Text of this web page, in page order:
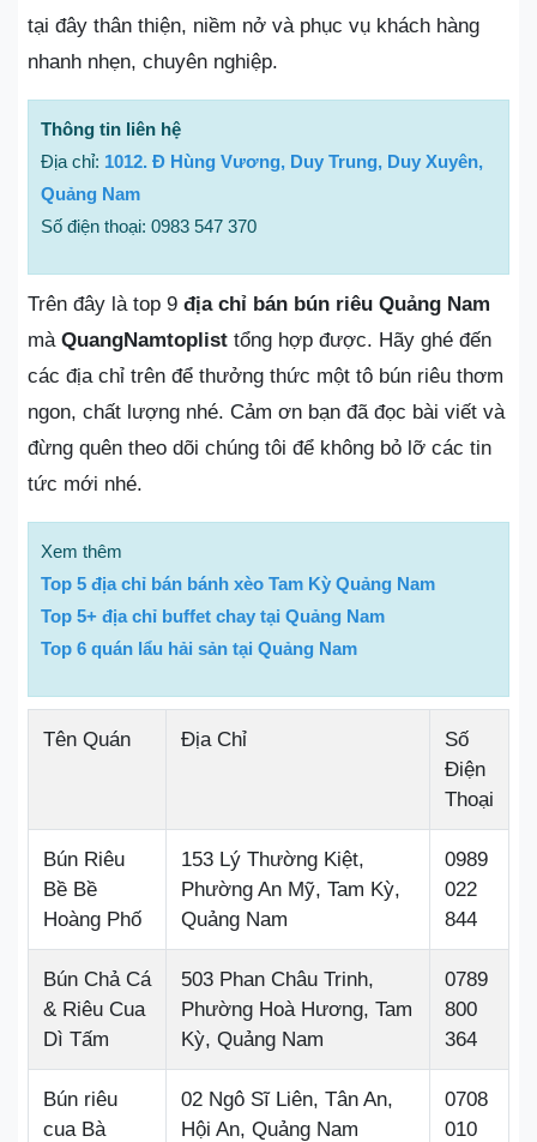
tại đây thân thiện, niềm nở và phục vụ khách hàng
nhanh nhẹn, chuyên nghiệp.
Thông tin liên hệ
Địa chỉ: 1012. Đ Hùng Vương, Duy Trung, Duy Xuyên,
Quảng Nam
Số điện thoại: 0983 547 370
Trên đây là top 9 địa chỉ bán bún riêu Quảng Nam
mà QuangNamtoplist tổng hợp được. Hãy ghé đến
các địa chỉ trên để thưởng thức một tô bún riêu thơm
ngon, chất lượng nhé. Cảm ơn bạn đã đọc bài viết và
đừng quên theo dõi chúng tôi để không bỏ lỡ các tin
tức mới nhé.
Xem thêm
Top 5 địa chỉ bán bánh xèo Tam Kỳ Quảng Nam
Top 5+ địa chỉ buffet chay tại Quảng Nam
Top 6 quán lẩu hải sản tại Quảng Nam
Tên Quán Địa Chỉ
Số
Điện
Thoại
Bún Riêu
Bề Bề
Hoàng Phố
153 Lý Thường Kiệt,
Phường An Mỹ, Tam Kỳ,
Quảng Nam
0989
022
844
Bún Chả Cá
& Riêu Cua
Dì Tấm
503 Phan Châu Trinh,
Phường Hoà Hương, Tam
Kỳ, Quảng Nam
0789
800
364
Bún riêu
cua Bà
02 Ngô Sĩ Liên, Tân An,
Hội An, Quảng Nam
0708
010